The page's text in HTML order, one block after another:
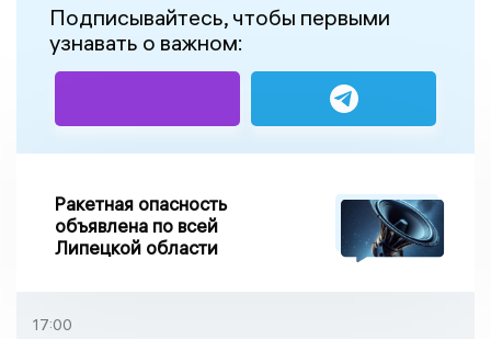
Подписывайтесь, чтобы первыми
узнавать о важном:
Ракетная опасность
объявлена по всей
Липецкой области
17:00